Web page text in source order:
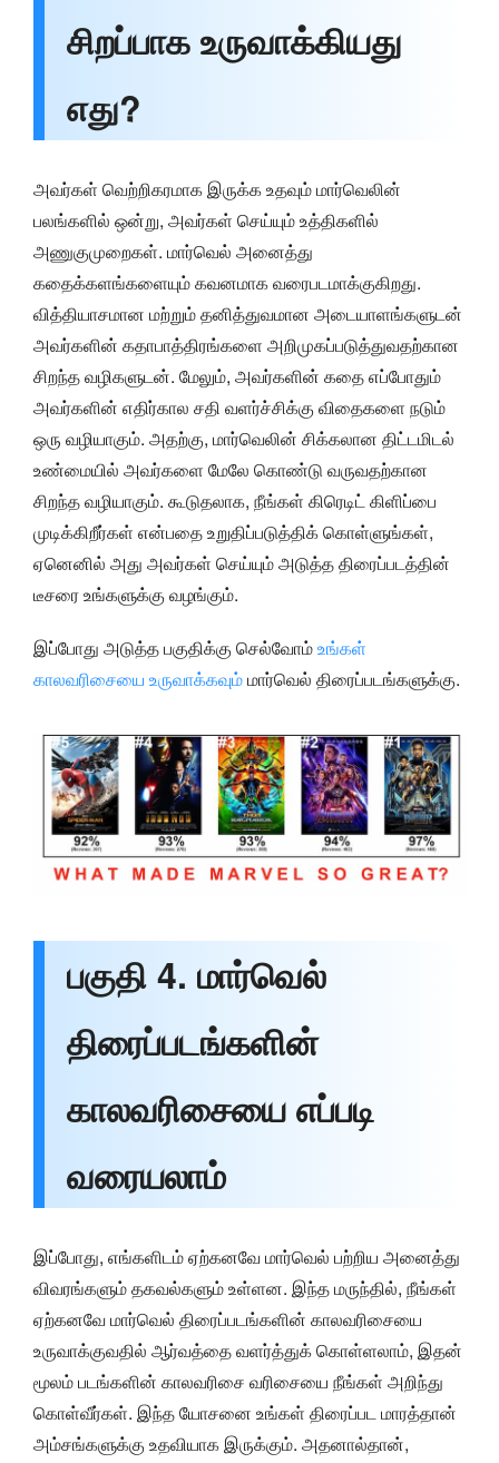
சிறப்பாக உருவாக்கியது
எது?
அவர்கள் வெற்றிகரமாக இருக்க உதவும் மார்வெலின்
பலங்களில் ஒன்று, அவர்கள் செய்யும் உத்திகளில்
அணுகுமுறைகள். மார்வெல் அனைத்து
கதைக்களங்களையும் கவனமாக வரைபடமாக்குகிறது.
வித்தியாசமான மற்றும் தனித்துவமான அடையாளங்களுடன்
அவர்களின் கதாபாத்திரங்களை அறிமுகப்படுத்துவதற்கான
சிறந்த வழிகளுடன். மேலும், அவர்களின் கதை எப்போதும்
அவர்களின் எதிர்கால சதி வளர்ச்சிக்கு விதைகளை நடும்
ஒரு வழியாகும். அதற்கு, மார்வெலின் சிக்கலான திட்டமிடல்
உண்மையில் அவர்களை மேலே கொண்டு வருவதற்கான
சிறந்த வழியாகும். கூடுதலாக, நீங்கள் கிரெடிட் கிளிப்பை
முடிக்கிறீர்கள் என்பதை உறுதிப்படுத்திக் கொள்ளுங்கள்,
ஏனெனில் அது அவர்கள் செய்யும் அடுத்த திரைப்படத்தின்
டீசரை உங்களுக்கு வழங்கும்.
இப்போது அடுத்த பகுதிக்கு செல்வோம்உங்கள்
காலவரிசையை உருவாக்கவும்மார்வெல் திரைப்படங்களுக்கு.
பகுதி 4. மார்வெல்
திரைப்படங்களின்
காலவரிசையை எப்படி
வரையலாம்
இப்போது, எங்களிடம் ஏற்கனவே மார்வெல் பற்றிய அனைத்து
விவரங்களும் தகவல்களும் உள்ளன. இந்த மருந்தில், நீங்கள்
ஏற்கனவே மார்வெல் திரைப்படங்களின் காலவரிசையை
உருவாக்குவதில் ஆர்வத்தை வளர்த்துக் கொள்ளலாம், இதன்
மூலம் படங்களின் காலவரிசை வரிசையை நீங்கள் அறிந்து
கொள்வீர்கள். இந்த யோசனை உங்கள் திரைப்பட மாரத்தான்
அம்சங்களுக்கு உதவியாக இருக்கும். அதனால்தான்,